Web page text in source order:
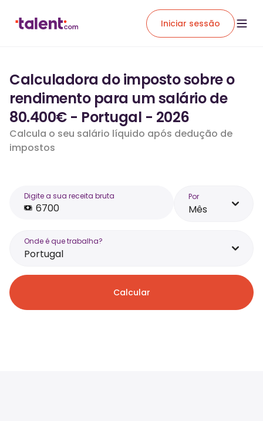
Iniciar sessão
Calculadora do imposto sobre o
rendimento para um salário de
80.400€ - Portugal - 2026
Calcula o seu salário líquido após dedução de
impostos
Digite a sua receita bruta Por
Mês
Onde é que trabalha?
Portugal
Calcular